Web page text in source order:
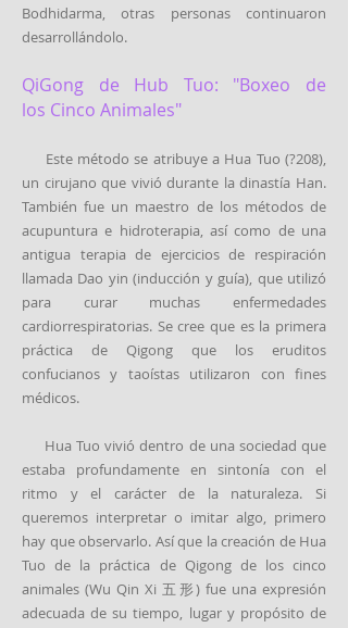
Bodhidarma, otras personas continuaron
desarrollándolo.
QiGong de Hub Tuo: "Boxeo de
los Cinco Animales"
Este método se atribuye a Hua Tuo (?208),
un cirujano que vivió durante la dinastía Han.
También fue un maestro de los métodos de
acupuntura e hidroterapia, así como de una
antigua terapia de ejercicios de respiración
llamada Dao yin (inducción y guía), que utilizó
para curar muchas enfermedades
cardiorrespiratorias. Se cree que es la primera
práctica de Qigong que los eruditos
confucianos y taoístas utilizaron con fines
médicos.
Hua Tuo vivió dentro de una sociedad que
estaba profundamente en sintonía con el
ritmo y el carácter de la naturaleza. Si
queremos interpretar o imitar algo, primero
hay que observarlo. Así que la creación de Hua
Tuo de la práctica de Qigong de los cinco
animales (Wu Qin Xi 五形) fue una expresión
adecuada de su tiempo, lugar y propósito de